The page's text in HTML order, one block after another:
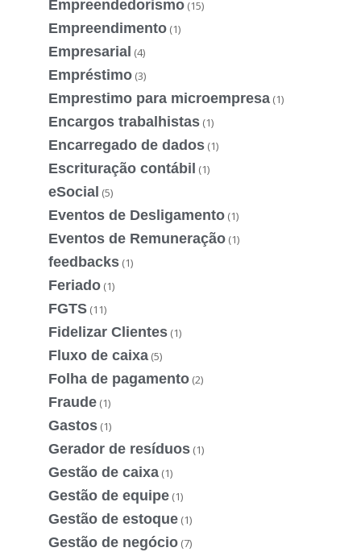
Empreendedorismo (15)
Empreendimento (1)
Empresarial (4)
Empréstimo (3)
Emprestimo para microempresa (1)
Encargos trabalhistas (1)
Encarregado de dados (1)
Escrituração contábil (1)
eSocial (5)
Eventos de Desligamento (1)
Eventos de Remuneração (1)
feedbacks (1)
Feriado (1)
FGTS (11)
Fidelizar Clientes (1)
Fluxo de caixa (5)
Folha de pagamento (2)
Fraude (1)
Gastos (1)
Gerador de resíduos (1)
Gestão de caixa (1)
Gestão de equipe (1)
Gestão de estoque (1)
Gestão de negócio (7)